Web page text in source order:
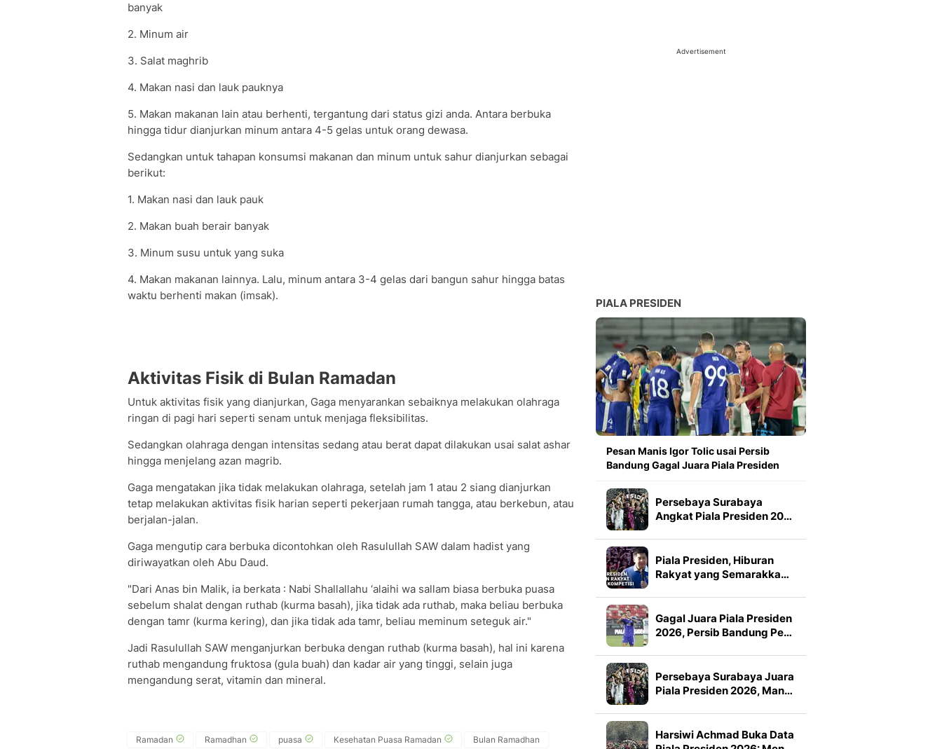
banyak
2. Minum air
3. Salat maghrib
4. Makan nasi dan lauk pauknya
5. Makan makanan lain atau berhenti, tergantung dari status gizi anda. Antara berbuka
hingga tidur dianjurkan minum antara 4-5 gelas untuk orang dewasa.
Sedangkan untuk tahapan konsumsi makanan dan minum untuk sahur dianjurkan sebagai
berikut:
1. Makan nasi dan lauk pauk
2. Makan buah berair banyak
3. Minum susu untuk yang suka
4. Makan makanan lainnya. Lalu, minum antara 3-4 gelas dari bangun sahur hingga batas
waktu berhenti makan (imsak).
Aktivitas Fisik di Bulan Ramadan
Untuk aktivitas fisik yang dianjurkan, Gaga menyarankan sebaiknya melakukan olahraga
ringan di pagi hari seperti senam untuk menjaga fleksibilitas.
Sedangkan olahraga dengan intensitas sedang atau berat dapat dilakukan usai salat ashar
hingga menjelang azan magrib.
Gaga mengatakan jika tidak melakukan olahraga, setelah jam 1 atau 2 siang dianjurkan
tetap melakukan aktivitas fisik harian seperti pekerjaan rumah tangga, atau berkebun, atau
berjalan-jalan.
Gaga mengutip cara berbuka dicontohkan oleh Rasulullah SAW dalam hadist yang
diriwayatkan oleh Abu Daud.
"Dari Anas bin Malik, ia berkata : Nabi Shallallahu ‘alaihi wa sallam biasa berbuka puasa
sebelum shalat dengan ruthab (kurma basah), jika tidak ada ruthab, maka beliau berbuka
dengan tamr (kurma kering), dan jika tidak ada tamr, beliau meminum seteguk air."
Jadi Rasulullah SAW menganjurkan berbuka dengan ruthab (kurma basah), hal ini karena
ruthab mengandung fruktosa (gula buah) dan kadar air yang tinggi, selain juga
mengandung serat, vitamin dan mineral.
Ramadan Ramadhan puasa Kesehatan Puasa Ramadan Bulan Ramadhan
Advertisement
PIALA PRESIDEN
Pesan Manis Igor Tolic usai Persib
Bandung Gagal Juara Piala Presiden
Persebaya Surabaya
Angkat Piala Presiden 20…
Piala Presiden, Hiburan
Rakyat yang Semarakka…
Gagal Juara Piala Presiden
2026, Persib Bandung Pe…
Persebaya Surabaya Juara
Piala Presiden 2026, Man…
Harsiwi Achmad Buka Data